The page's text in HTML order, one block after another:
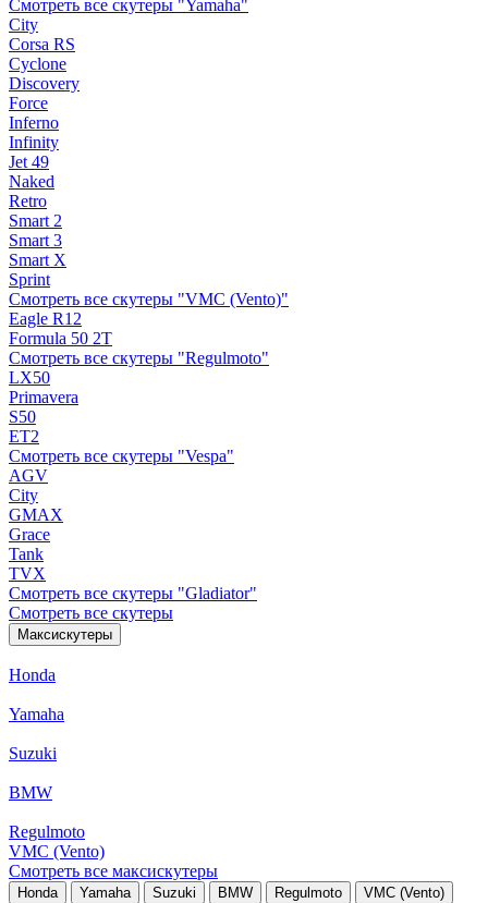
Смотреть все скутеры "Yamaha"
City
Corsa RS
Cyclone
Discovery
Force
Inferno
Infinity
Jet 49
Naked
Retro
Smart 2
Smart 3
Smart X
Sprint
Смотреть все скутеры "VMC (Vento)"
Eagle R12
Formula 50 2Т
Смотреть все скутеры "Regulmoto"
LX50
Primavera
S50
ET2
Смотреть все скутеры "Vespa"
AGV
City
GMAX
Grace
Tank
TVX
Смотреть все скутеры "Gladiator"
Смотреть все скутеры
Максискутеры
Honda
Yamaha
Suzuki
BMW
Regulmoto
VMC (Vento)
Смотреть все максискутеры
Honda Yamaha Suzuki BMW Regulmoto VMC (Vento)